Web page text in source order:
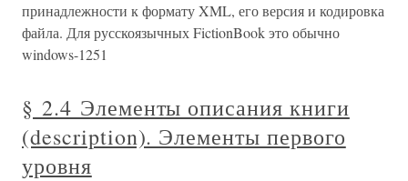
принадлежности к формату XML, его версия и кодировка
файла. Для русскоязычных FictionBook это обычно
windows-1251
§ 2.4 Элементы описания книги
(description). Элементы первого
уровня